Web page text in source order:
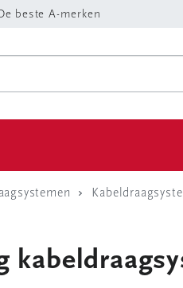
beste A-merken